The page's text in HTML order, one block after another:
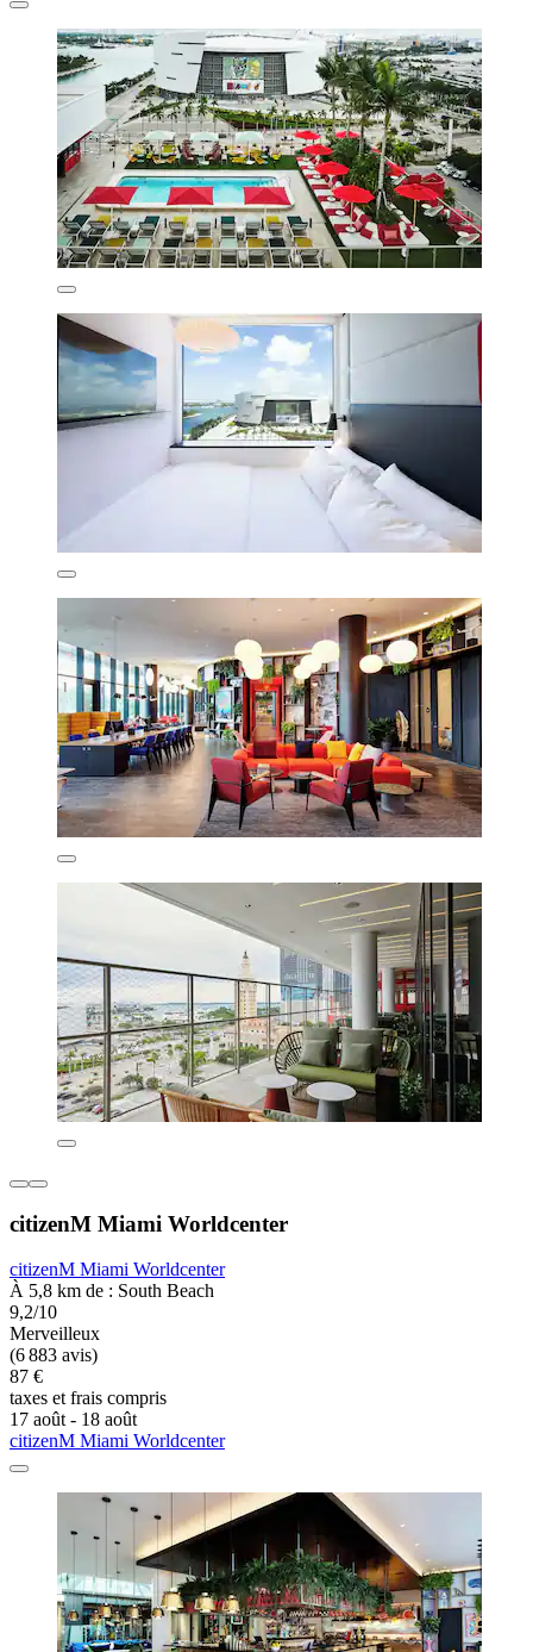
citizenM Miami Worldcenter
citizenM Miami Worldcenter
À 5,8 km de : South Beach
9,2/10
Merveilleux
(6 883 avis)
87 €
taxes et frais compris
17 août - 18 août
citizenM Miami Worldcenter